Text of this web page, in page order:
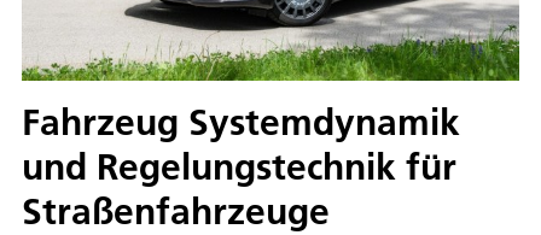
Fahrzeug Systemdynamik
und Regelungstechnik für
Straßenfahrzeuge